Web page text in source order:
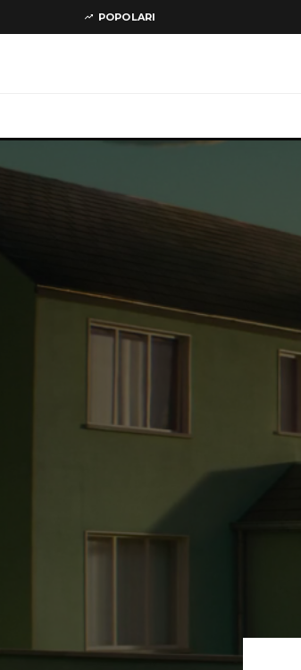
POPOLARI